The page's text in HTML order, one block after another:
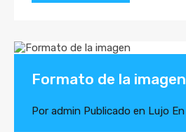
Formato de la imagen
Por admin Publicado en Lujo En